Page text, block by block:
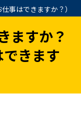
事はできますか？）
ますか？
できます